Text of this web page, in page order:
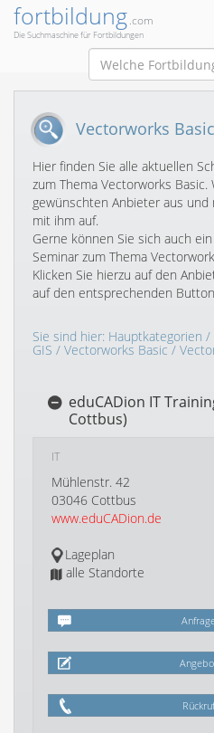
fortbildung.com
Die Suchmaschine für Fortbildungen
Vectorworks
Hier finden Sie alle aktuellen
zum Thema Vectorworks Basic.
gewünschten Anbieter aus
mit ihm auf.
Gerne können Sie sich auch
Seminar zum Thema
Klicken Sie hierzu auf den
auf den entsprechenden
Sie sind hier: Hauptkategorien /
GIS / Vectorworks Basic/
eduCADion IT
Cottbus)
IT
Mühlenstr. 42
03046 Cottbus
www.eduCADion.de
Lageplan
alle Standorte
Rückruf